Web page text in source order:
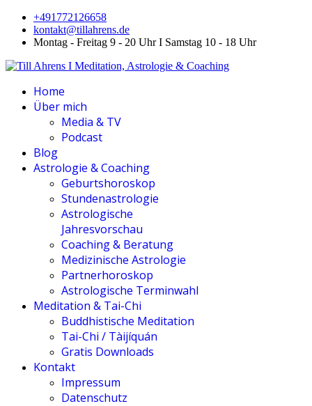
+491772126658
kontakt@tillahrens.de
Montag - Freitag 9 - 20 Uhr I Samstag 10 - 18 Uhr
Home
Über mich
Media & TV
Podcast
Blog
Astrologie & Coaching
Geburtshoroskop
Stundenastrologie
Astrologische
Jahresvorschau
Coaching & Beratung
Medizinische Astrologie
Partnerhoroskop
Astrologische Terminwahl
Meditation & Tai-Chi
Buddhistische Meditation
Tai-Chi / Tàijíquán
Gratis Downloads
Kontakt
Impressum
Datenschutz